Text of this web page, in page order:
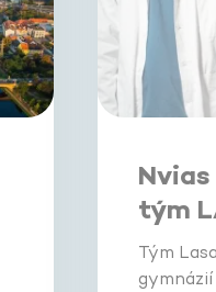
tým
Tým